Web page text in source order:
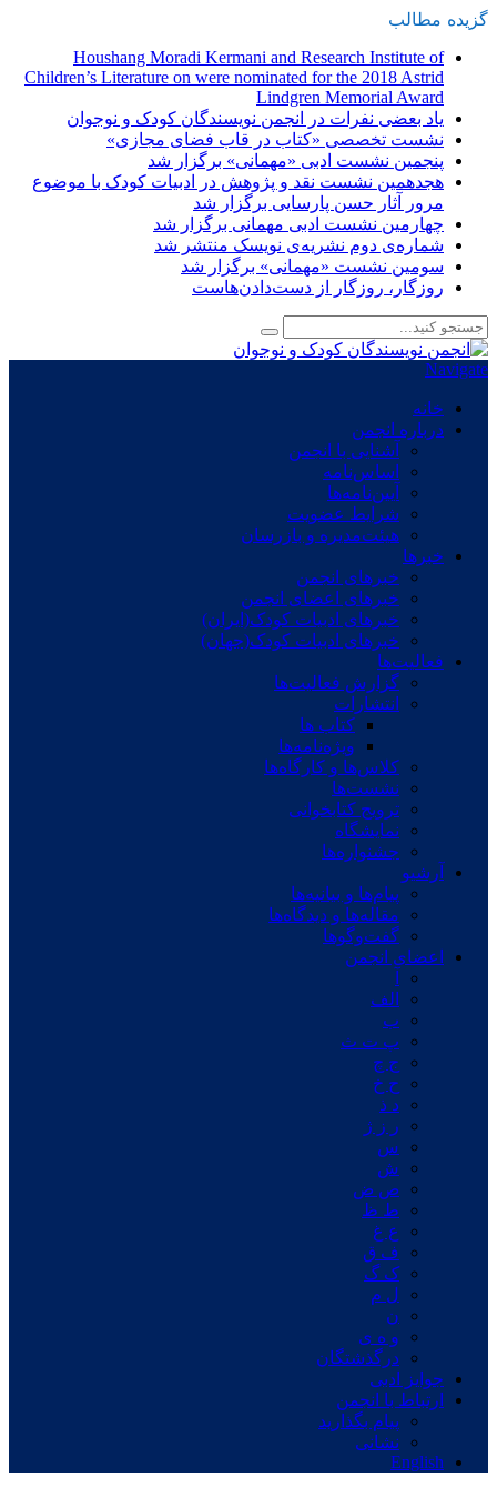
گزیده مطالب
Houshang Moradi Kermani and Research Institute of
Children’s Literature on were nominated for the 2018 Astrid
Lindgren Memorial Award
یاد بعضی نفرات در انجمن نویسندگان کودک و نوجوان
نشست تخصصی «کتاب در قاب فضای مجازی»
پنجمین نشست ادبی «مهمانی» برگزار شد
هجدهمین نشست نقد و پژوهش در ادبیات کودک با موضوع
مرور آثار حسن پارسایی برگزار شد
چهارمین نشست ادبی مهمانی برگزار شد
شماره‌ی دوم نشریه‌ی نویسک منتشر شد
سومین نشست «مهمانی» برگزار شد
روزگار، روزگار از دست‌دادن‌هاست
Navigate
خانه
درباره انجمن
آشنایی با انجمن
اساس‌نامه
آیین‌نامه‌ها
شرایط عضویت
هیئت‌مدیره و بازرسان
خبرها
خبرهای انجمن
خبرهای اعضای انجمن
خبرهای ادبیات کودک(ایران)
خبرهای ادبیات کودک(جهان)
فعالیت‌ها
گزارش فعالیت‌ها
انتشارات
کتاب ها
ویژه‌نامه‌ها
کلاس‌ها و کارگاه‌ها
نشست‌ها
ترویج کتابخوانی
نمایشگاه
جشنواره‌ها
آرشیو
پیام‌ها و بیانیه‌ها
مقاله‌ها و دیدگاه‌ها
گفت‌وگوها
اعضای انجمن
الف
ب
پ ت ث
ج چ
ح خ
د ذ
ر ز ژ
س
ش
ص ض
ط ظ
ع غ
ف ق
ک گ
ل م
ن
و ه ی
درگذشتگان
جوایز ادبی
ارتباط با انجمن
پیام بگذارید
نشانی
English